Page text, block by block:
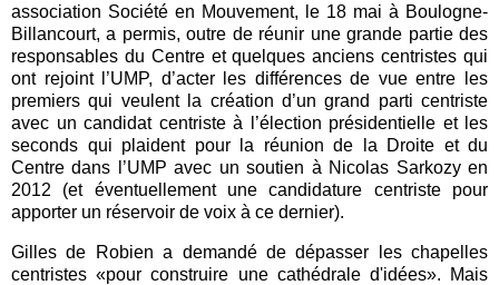
association Société en Mouvement, le 18 mai à Boulogne-
Billancourt, a permis, outre de réunir une grande partie des
responsables du Centre et quelques anciens centristes qui
ont rejoint l’UMP, d’acter les différences de vue entre les
premiers qui veulent la création d’un grand parti centriste
avec un candidat centriste à l’élection présidentielle et les
seconds qui plaident pour la réunion de la Droite et du
Centre dans l’UMP avec un soutien à Nicolas Sarkozy en
2012 (et éventuellement une candidature centriste pour
apporter un réservoir de voix à ce dernier).
Gilles de Robien a demandé de dépasser les chapelles
centristes «pour construire une cathédrale d'idées». Mais